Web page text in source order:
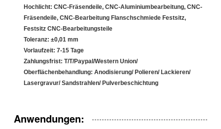
Hochlicht: CNC-Fräsendeile, CNC-Aluminiumbearbeitung, CNC-
Fräsendeile, CNC-Bearbeitung Flanschschmiede Festsitz,
Festsitz CNC-Bearbeitungsteile
Toleranz: ±0,01 mm
Vorlaufzeit: 7-15 Tage
Zahlungsfrist: T/T/Paypal/Western Union/
Oberflächenbehandlung: Anodisierung/ Polieren/ Lackieren/
Lasergravur/ Sandstrahlen/ Pulverbeschichtung
Anwendungen: